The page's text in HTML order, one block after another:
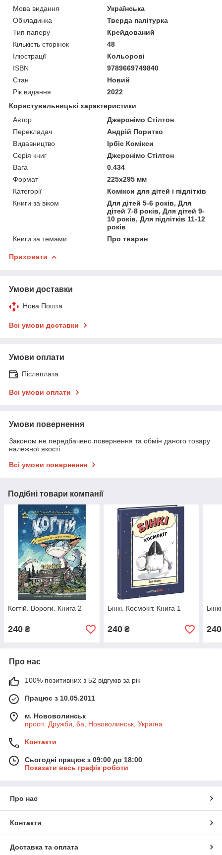
Мова видання
Українська
Обкладинка
Тверда палітурка
Тип паперу
Крейдований
Кількість сторінок
48
Ілюстрації
Кольорові
ISBN
9789669749840
Стан
Новий
Рік видання
2022
Користувальницькі характеристики
Автор
Джеронімо Стілтон
Перекладач
Андрій Поритко
Видавництво
Ірбіс Комікси
Серія книг
Джеронімо Стілтон
Вага
0.434
Формат
225х295 мм
Категорії
Комікси для дітей і підлітків
Книги за віком
Для дітей 5-6 років, Для
дітей 7-8 років, Для дітей 9-
10 років, Для підлітків 11-12
років
Книги за темами
Про тварин
Приховати
Умови доставки
Нова Пошта
Всі умови доставки
Умови оплати
Післяплата
Всі умови оплати
Умови повернення
Законом не передбачено повернення та обмін даного товару
належної якості
Всі умови повернення
Подібні товари компанії
Когтій. Вороги. Книга 2
240 ₴
Бінкі. Космокіт. Книга 1
240₴ 240
Про нас
100% позитивних з 52 відгуків за рік
Працює з 10.05.2011
м. Нововолинськ
просп. Дружби, 6а, Нововолинськ, Україна
Контакти
Сьогодні працює з 09:00 до 18:00
Показати весь графік роботи
Про нас
Контакти
Доставка та оплата